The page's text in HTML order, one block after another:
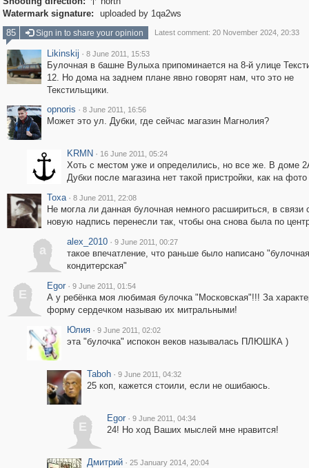

Watermark signature:
uploaded by 1qa2ws
85
Sign in to share your opinion Latest comment: 20 November 2024, 20:33
Likinskij · 8 June 2011, 15:53
Булочная в башне Вулыха припоминается на 8-й улице
12. Но дома на заднем плане явно говорят нам, что это не
Текстильщики.
opnoris · 8 June 2011, 16:56
Может это ул. Дубки, где сейчас магазин Магнолия?
KRMN · 16 June 2011, 05:24
Хоть с местом уже и определились, но все же. В доме
Дубки после магазина нет такой пристройки, как на фото
Toxa · 8 June 2011, 22:08
Не могла ли данная булочная немного расшириться, в связи
новую надпись перенесли так, чтобы она снова была по
a
alex_2010 · 9 June 2011, 00:27
такое впечатление, что раньше было написано
кондитерская"
E
Egor · 9 June 2011, 01:54
А у ребёнка моя любимая булочка "Московская"!!! За
форму сердечком называю их митральными!
Юлия · 9 June 2011, 02:02
эта "булочка" испокон веков называлась ПЛЮШКА )
Taboh · 9 June 2011, 04:32
25 коп, кажется стоили, если не ошибаюсь.
E
Egor · 9 June 2011, 04:34
24! Но ход Ваших мыслей мне нравится!
Дмитрий · 25 January 2014, 20:04